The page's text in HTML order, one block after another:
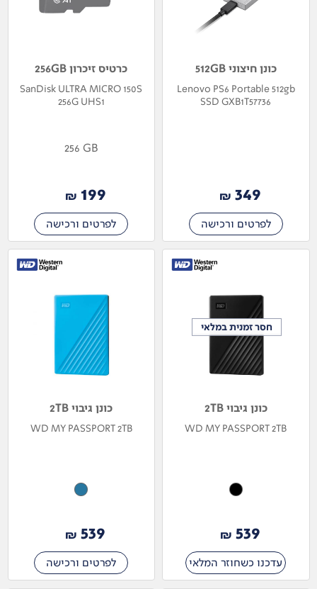
כונן חיצוני 512GB
Lenovo PS6 Portable 512gb
SSD GXB1T57736
349
₪
לפרטים ורכישה
כרטיס זיכרון 256GB
SanDisk ULTRA MICRO 150S
256G UHS1
256 GB
199
₪
לפרטים ורכישה
חסר זמנית במלאי
חסר זמנית במלאי
כונן גיבוי 2TB
WD MY PASSPORT 2TB
539
₪
עדכנו כשחוזר המלאי
כונן גיבוי 2TB
WD MY PASSPORT 2TB
539
₪
לפרטים ורכישה